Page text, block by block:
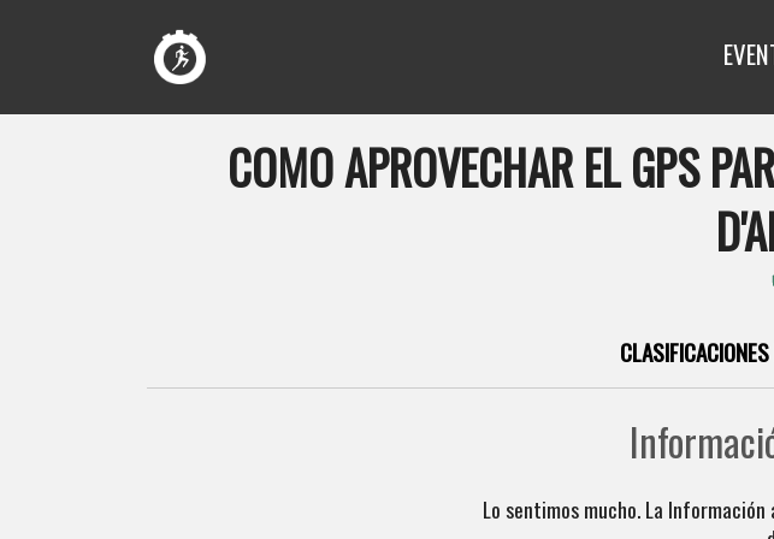
COMO APROVECHAR EL GPS
Lo sentimos mucho. La